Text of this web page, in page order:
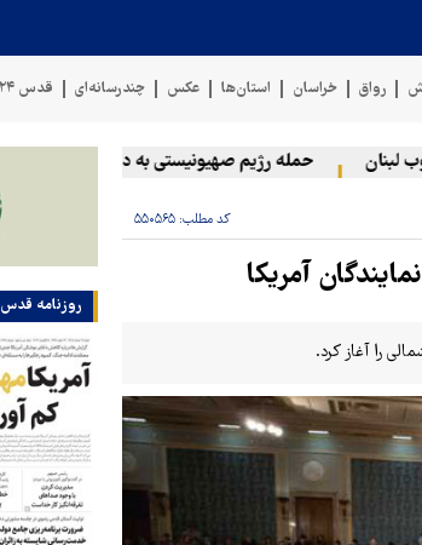
رواق خراسان استان‌ها عکس چندرسانه‌ای قدس ۲۴
حمله رژیم صهیونیستی به دو منطقه در لبنان
کد مطلب: ۵۵۰۵۶۵
آمریکا
را آغاز کرد.
روزنامه قدس